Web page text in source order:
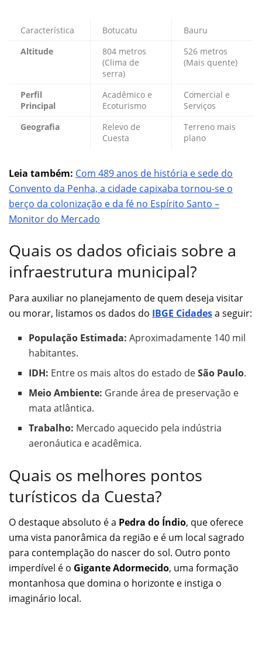
Característica Botucatu
Bauru
Altitude
804 metros
(Clima de
serra)
526 metros
(Mais quente)
Perfil
Principal
Acadêmico e
Ecoturismo
Comercial e
Serviços
Geografia
Relevo de
Cuesta
Terreno mais
plano
Leia também: Com 489 anos de história e sede do
Convento da Penha, a cidade capixaba tornou-se o
berço da colonização e da fé no Espírito Santo –
Monitor do Mercado
Quais os dados oficiais sobre a
infraestrutura municipal?
Para auxiliar no planejamento de quem deseja visitar
ou morar, listamos os dados do IBGE Cidadesa seguir:
População Estimada: Aproximadamente 140 mil
habitantes.
IDH: Entre os mais altos do estado deSão Paulo.
Meio Ambiente: Grande área de preservação e
mata atlântica.
Trabalho: Mercado aquecido pela indústria
aeronáutica e acadêmica.
Quais os melhores pontos
turísticos da Cuesta?
O destaque absoluto é a Pedra do Índio, que oferece
uma vista panorâmica da região e é um local sagrado
para contemplação do nascer do sol. Outro ponto
imperdível é o Gigante Adormecido, uma formação
montanhosa que domina o horizonte e instiga o
imaginário local.